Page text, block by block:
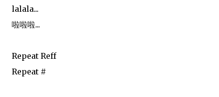
lalala...
啦啦啦...
Repeat Reff
Repeat #